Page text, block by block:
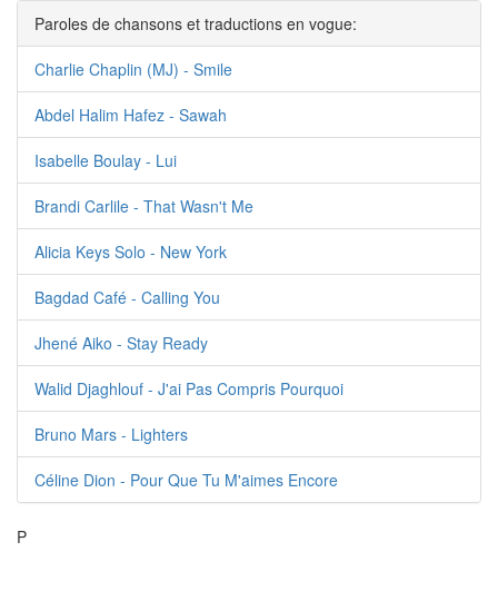
Paroles de chansons et traductions en vogue:
Charlie Chaplin (MJ) - Smile
Abdel Halim Hafez - Sawah
Isabelle Boulay - Lui
Brandi Carlile - That Wasn't Me
Alicia Keys Solo - New York
Bagdad Café - Calling You
Jhené Aiko - Stay Ready
Walid Djaghlouf - J'ai Pas Compris Pourquoi
Bruno Mars - Lighters
Céline Dion - Pour Que Tu M'aimes Encore
P